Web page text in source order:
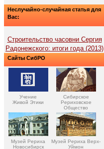
Неслучайно-случайная статья для
Вас:
Строительство часовни Сергия
Радонежского: итоги года (2013)
Сайты СибРО
Учение
Живой Этики
Сибирское
Рериховское
Общество
Музей Рериха
Новосибирск
Музей Рериха Верх-
Уймон